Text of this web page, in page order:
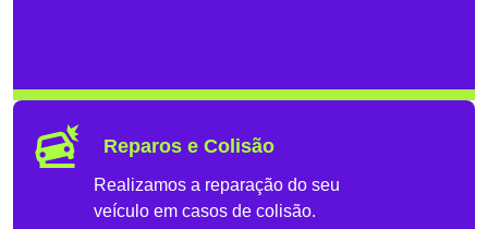
Reparos e Colisão
Realizamos a reparação do seu
veículo em casos de colisão.